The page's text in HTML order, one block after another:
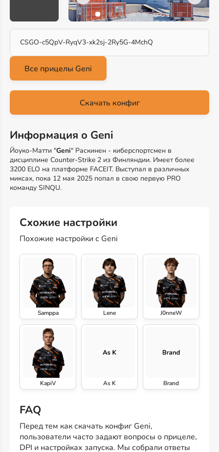
CSGO-c5QpV-RyqV3-xk2sj-2Ry5G-4MchQ
Скачать конфиг
Информация о Geni
Йоуко-Матти "Geni" Раскинен - киберспортсмен в
дисциплине Counter-Strike 2 из Финляндии. Имеет более
3200 ELO на платформе FACEIT. Выступал в различных
миксах, пока 12 мая 2025 попал в свою первую PRO
команду SINQU.
Схожие настройки
Похожие настройки с Geni
Samppa Lene J0nneW
KapiV As K Brand
FAQ
Перед тем как скачать конфиг Geni,
пользователи часто задают вопросы о прицеле,
DPI и настройках запуска. Мы собрали ответы